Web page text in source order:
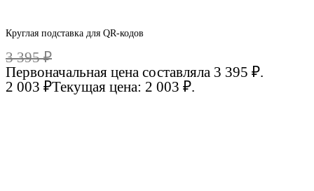
Круглая подставка для QR-кодов
3 395₽
Первоначальная цена составляла 3 395 ₽.
2 003 ₽Текущая цена: 2 003 ₽.